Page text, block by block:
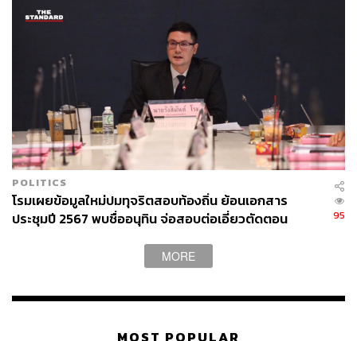
พรรคประชาชน
พลังงานไฟฟ้า
วรภพ วิริยะโรจน์
POLITICS
โรมเผยข้อมูลใหม่ปมทุจริตสอบท้องถิ่น ย้อนเอกสาร
ประชุมปี 2567 พบชื่ออนุทิน จ่อสอบต่อเอี่ยวตัดตอน
95
MORE